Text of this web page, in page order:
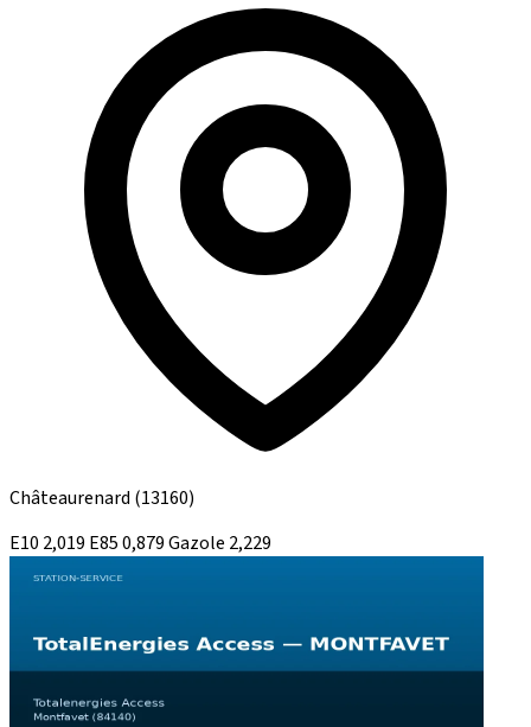
Châteaurenard (13160)
E10 2,019 E850,879Gazole 2,229